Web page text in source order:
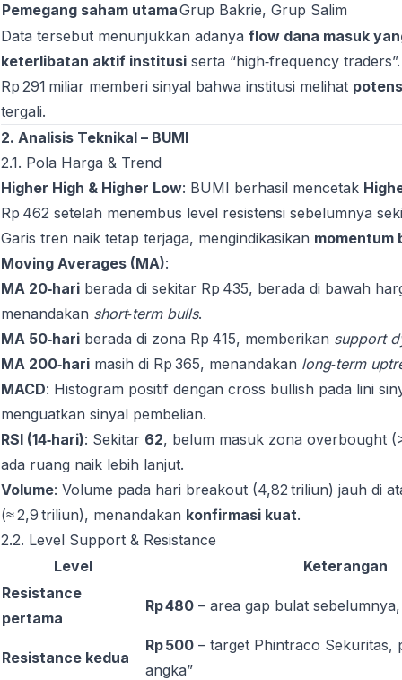
Pemegang saham utamaGrup Bakrie, Grup Salim
Data tersebut menunjukkan adanya flow dana masuk
keterlibatan aktif institusi serta “high‑frequency
Rp 291 miliar memberi sinyal bahwa institusi melihat
tergali.
2. Analisis Teknikal – BUMI
2.1. Pola Harga & Trend
Higher High & Higher Low: BUMI berhasil mencetak
Rp 462 setelah menembus level resistensi sebelumnya
Garis tren naik tetap terjaga, mengindikasikan momentum
Moving Averages (MA):
MA 20‑hari berada di sekitar Rp 435, berada di bawah
menandakan short‑term bulls.
MA 50‑hari berada di zona Rp 415, memberikan support
MA 200‑hari masih di Rp 365, menandakan long‑term
MACD: Histogram positif dengan cross bullish pada lini
menguatkan sinyal pembelian.
RSI (14‑hari): Sekitar 62, belum masuk zona overbought
ada ruang naik lebih lanjut.
Volume: Volume pada hari breakout (4,82 triliun) jauh di
(≈ 2,9 triliun), menandakan konfirmasi kuat.
2.2. Level Support & Resistance
Level
Keterangan
Resistance
pertama
Rp 480 – area gap bulat
Resistance kedua
Rp 500 – target Phintraco Sekuritas,
angka”